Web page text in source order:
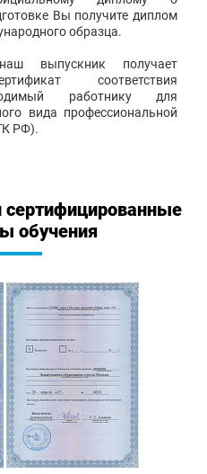
Вы получите диплом
образца.
выпускник получает
соответствия
работнику для
вида профессиональной
РФ).
обучения